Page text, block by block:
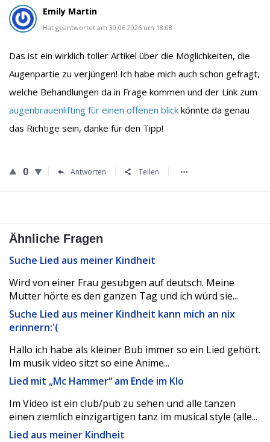
Emily Martin
Hat geantwortet am 30.06.2026 um 18:08
Das ist ein wirklich toller Artikel über die Möglichkeiten, die
Augenpartie zu verjüngen! Ich habe mich auch schon gefragt,
welche Behandlungen da in Frage kommen und der Link zum
augenbrauenlifting für einen offenen blick könnte da genau
das Richtige sein, danke für den Tipp!
0 Antworten Teilen
Ähnliche Fragen
Suche Lied aus meiner Kindheit
Wird von einer Frau gesubgen auf deutsch. Meine
Mutter hörte es den ganzen Tag und ich würd sie...
Suche Lied aus meiner Kindheit kann mich an nix
erinnern:'(
Hallo ich habe als kleiner Bub immer so ein Lied gehört.
Im musik video sitzt so eine Anime...
Lied mit „Mc Hammer“ am Ende im Klo
Im Video ist ein club/pub zu sehen und alle tanzen
einen ziemlich einzigartigen tanz im musical style (alle...
Lied aus meiner Kindheit